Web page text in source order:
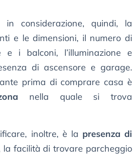
in considerazione, quindi, la
e le dimensioni, il numero di
e i balconi, l’illuminazione e
di ascensore e garage.
prima di comprare casa è
nella quale si trova
inoltre, è la presenza di
la facilità di trovare parcheggio